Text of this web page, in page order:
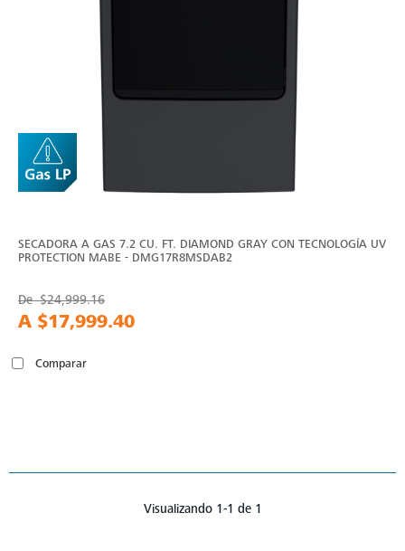
SECADORA A GAS 7.2 CU. FT. DIAMOND GRAY CON TECNOLOGÍA UV
PROTECTION MABE - DMG17R8MSDAB2
De$24,999.16
A $17,999.40
Comparar
Visualizando 1-1 de 1